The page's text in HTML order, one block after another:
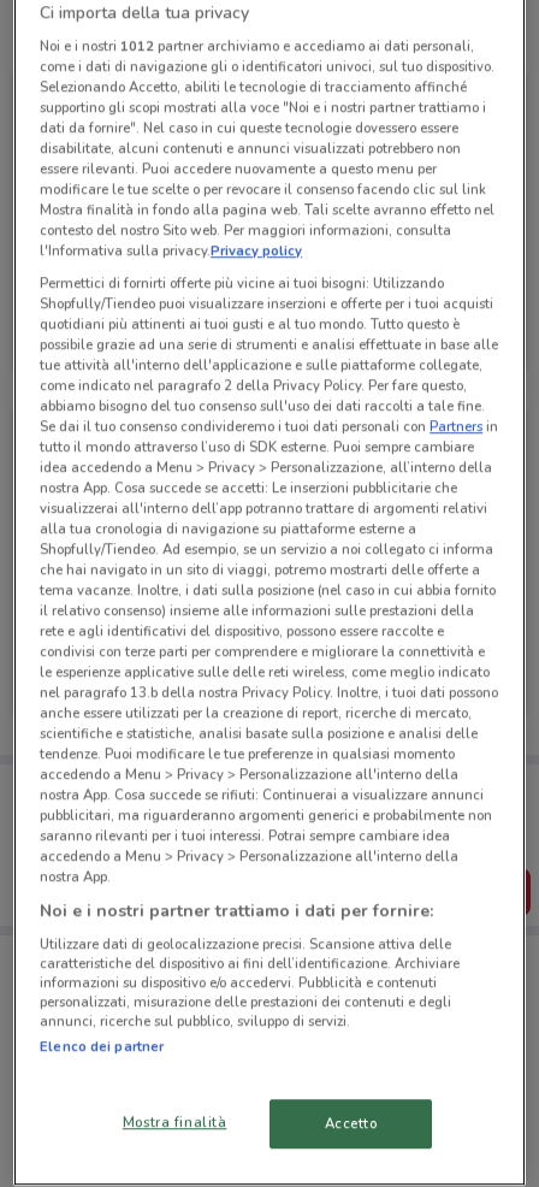
Fervi
Scade il 31/12 1.6 km
Fervi
Scade il 31/12 1.6 km
Fervi
Scade il 31/12 1.6 km
Porta DoveConviene sempre con te!
Puoi trovare le migliori offerte dei negozi vicino a te,
salvarle e creare la tua lista del risparmio, comodamente
dal tuo cellulare.
Negozi Fervi a Anguillara Sabazia
© MapTiler© OpenStreetMap contributors
Ci importa della tua privacy
Noi e i nostri 1012partner archiviamo e accediamo ai dati personali,
come i dati di navigazione gli o identificatori univoci, sul tuo dispositivo.
Selezionando Accetto, abiliti le tecnologie di tracciamento affinché
supportino gli scopi mostrati alla voce "Noi e i nostri partner trattiamo i
dati da fornire". Nel caso in cui queste tecnologie dovessero essere
disabilitate, alcuni contenuti e annunci visualizzati potrebbero non
essere rilevanti. Puoi accedere nuovamente a questo menu per
modificare le tue scelte o per revocare il consenso facendo clic sul link
Mostra finalità in fondo alla pagina web. Tali scelte avranno effetto nel
contesto del nostro Sito web. Per maggiori informazioni, consulta
l'Informativa sulla privacy.Privacy policy
Permettici di fornirti offerte più vicine ai tuoi bisogni: Utilizzando
Shopfully/Tiendeo puoi visualizzare inserzioni e offerte per i tuoi acquisti
quotidiani più attinenti ai tuoi gusti e al tuo mondo. Tutto questo è
possibile grazie ad una serie di strumenti e analisi effettuate in base alle
tue attività all'interno dell'applicazione e sulle piattaforme collegate,
come indicato nel paragrafo 2 della Privacy Policy. Per fare questo,
abbiamo bisogno del tuo consenso sull'uso dei dati raccolti a tale fine.
Se dai il tuo consenso condivideremo i tuoi dati personali conPartnersin
tutto il mondo attraverso l’uso di SDK esterne. Puoi sempre cambiare
idea accedendo a Menu > Privacy > Personalizzazione, all’interno della
nostra App. Cosa succede se accetti: Le inserzioni pubblicitarie che
visualizzerai all'interno dell’app potranno trattare di argomenti relativi
alla tua cronologia di navigazione su piattaforme esterne a
Shopfully/Tiendeo. Ad esempio, se un servizio a noi collegato ci informa
che hai navigato in un sito di viaggi, potremo mostrarti delle offerte a
tema vacanze. Inoltre, i dati sulla posizione (nel caso in cui abbia fornito
il relativo consenso) insieme alle informazioni sulle prestazioni della
rete e agli identificativi del dispositivo, possono essere raccolte e
condivisi con terze parti per comprendere e migliorare la connettività e
le esperienze applicative sulle delle reti wireless, come meglio indicato
nel paragrafo 13.b della nostra Privacy Policy. Inoltre, i tuoi dati possono
anche essere utilizzati per la creazione di report, ricerche di mercato,
scientifiche e statistiche, analisi basate sulla posizione e analisi delle
tendenze. Puoi modificare le tue preferenze in qualsiasi momento
accedendo a Menu > Privacy > Personalizzazione all'interno della
nostra App. Cosa succede se rifiuti: Continuerai a visualizzare annunci
pubblicitari, ma riguarderanno argomenti generici e probabilmente non
saranno rilevanti per i tuoi interessi. Potrai sempre cambiare idea
accedendo a Menu > Privacy > Personalizzazione all'interno della
nostra App.
Noi e i nostri partner trattiamo i dati per fornire:
Utilizzare dati di geolocalizzazione precisi. Scansione attiva delle
caratteristiche del dispositivo ai fini dell’identificazione. Archiviare
informazioni su dispositivo e/o accedervi. Pubblicità e contenuti
personalizzati, misurazione delle prestazioni dei contenuti e degli
annunci, ricerche sul pubblico, sviluppo di servizi.
Elenco dei partner
Mostra finalità Accetto